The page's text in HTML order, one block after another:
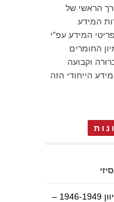
הראשי של
המידע
המידע עפ"י
החומרים
וקבועה
הייחודי הזה
מלחמת האזרחים ביוון 1946-1949 –